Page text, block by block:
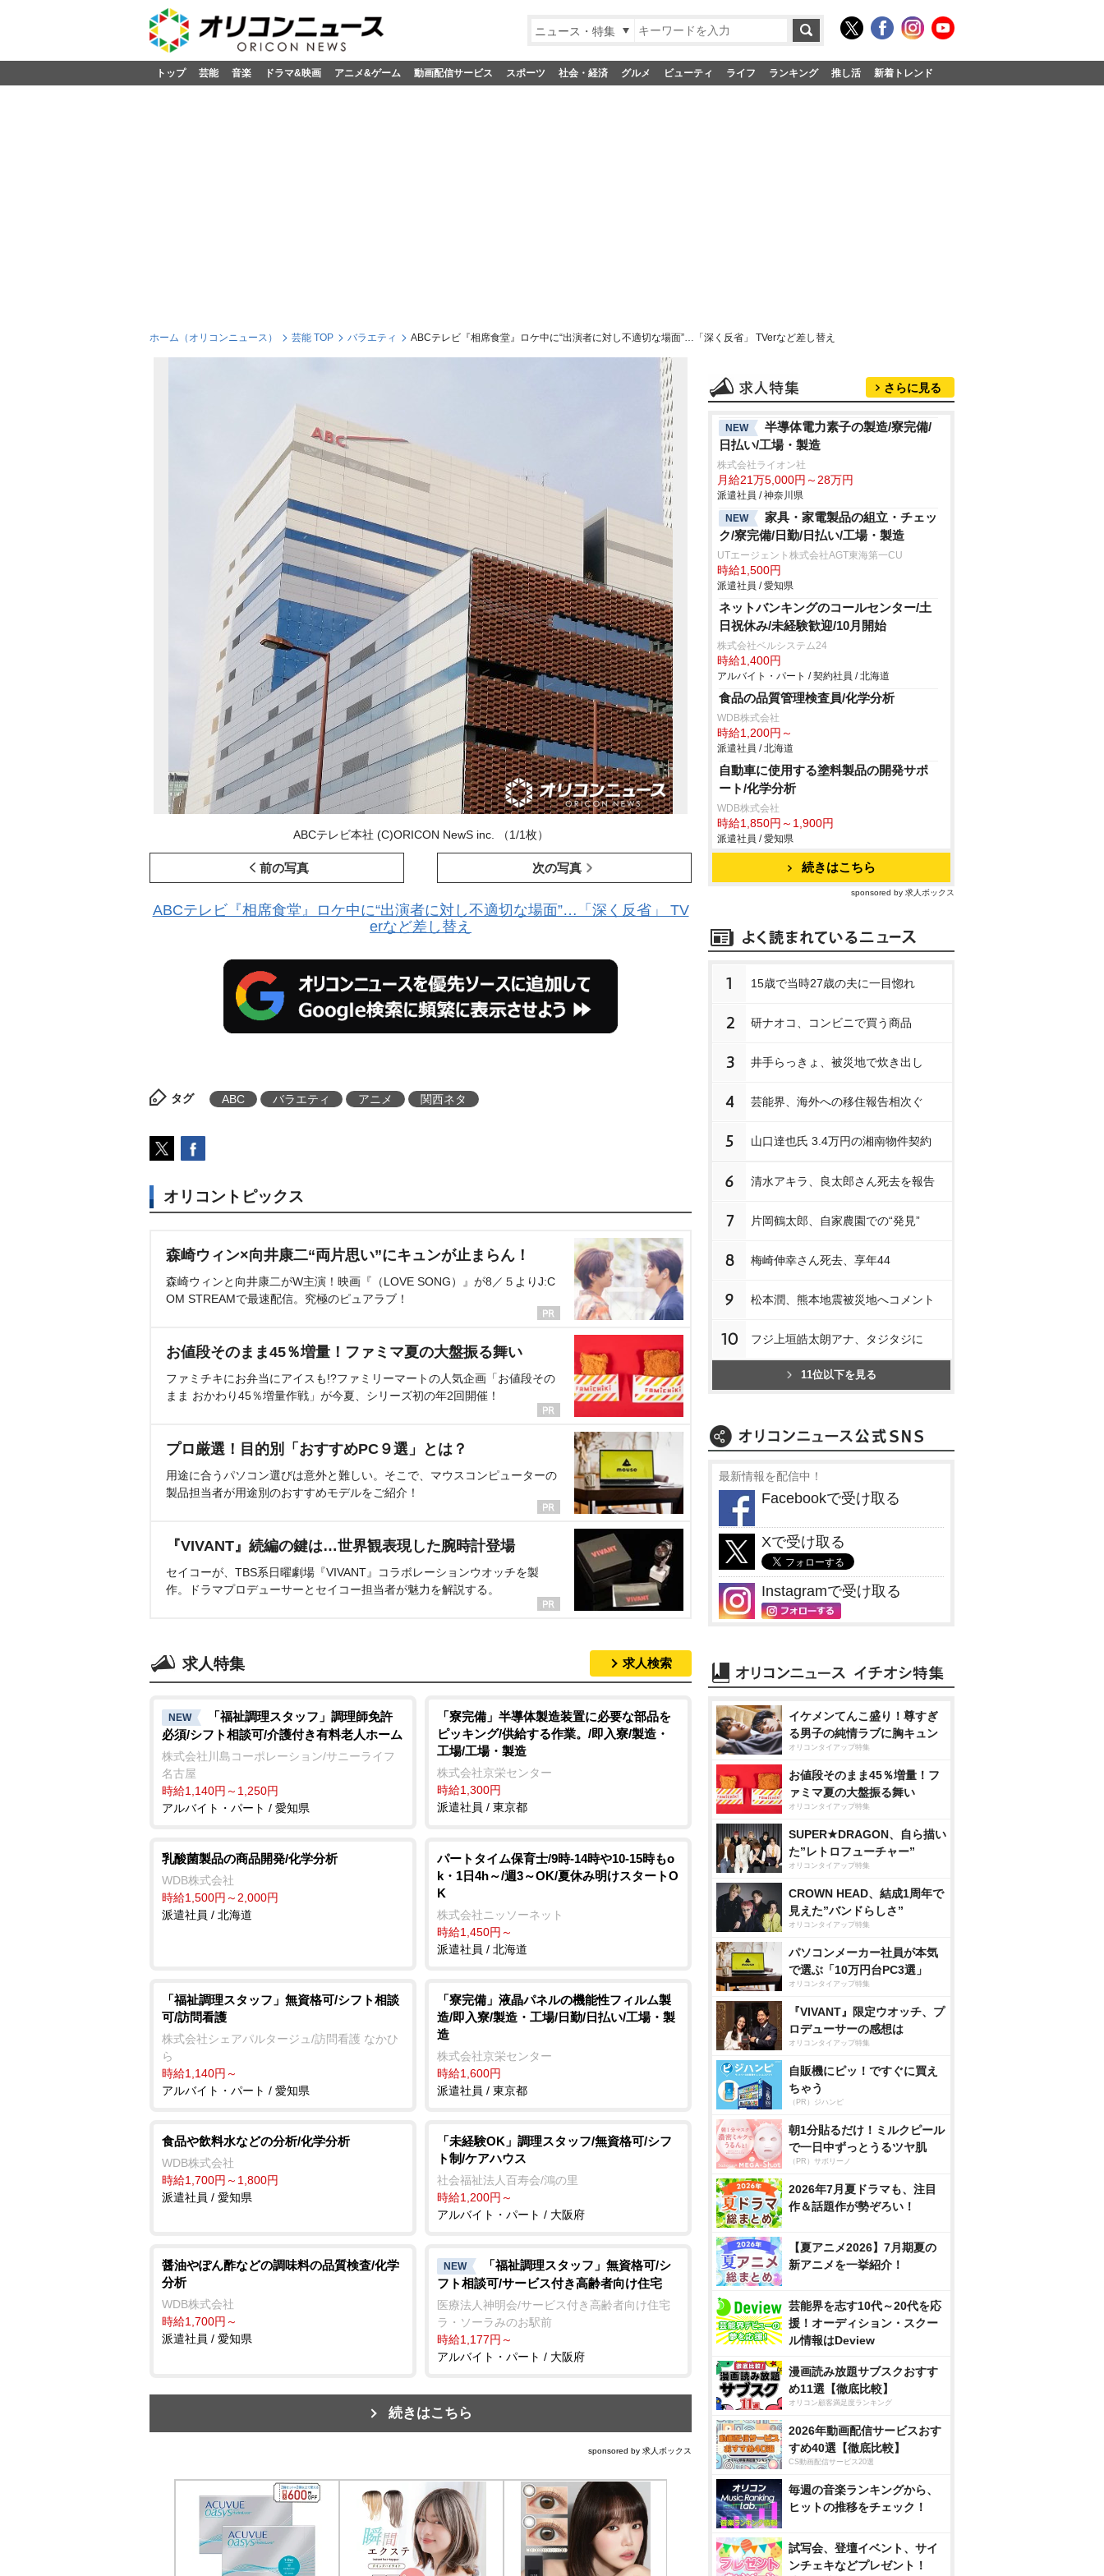
ニュース・特集
トップ 芸能 音楽 ドラマ&映画 アニメ&ゲーム 動画配信サービス スポーツ 社会・経済 グルメ ビューティ ライフ ランキング 推し活 新着トレンド
ホーム（オリコンニュース） 芸能 TOP バラエティ ABCテレビ『相席食堂』ロケ中に“出演者に対し不適切な場面”…「深く反省」 TVerなど差し替え
ABCテレビ本社 (C)ORICON NewS inc. （1/1枚）
前の写真 次の写真
ABCテレビ『相席食堂』ロケ中に“出演者に対し不適切な場面”…「深く反省」 TV
erなど差し替え
タグ ABC バラエティ アニメ 関西ネタ
オリコントピックス
森崎ウィン×向井康二“両片思い”にキュンが止まらん！
森崎ウィンと向井康二がW主演！映画『（LOVE SONG）』が8／５よりJ:C
OM STREAMで最速配信。究極のピュアラブ！
お値段そのまま45％増量！ファミマ夏の大盤振る舞い
ファミチキにお弁当にアイスも!?ファミリーマートの人気企画「お値段その
まま おかわり45％増量作戦」が今夏、シリーズ初の年2回開催！
プロ厳選！目的別「おすすめPC９選」とは？
用途に合うパソコン選びは意外と難しい。そこで、マウスコンピューターの
製品担当者が用途別のおすすめモデルをご紹介！
『VIVANT』続編の鍵は…世界観表現した腕時計登場
セイコーが、TBS系日曜劇場『VIVANT』コラボレーションウオッチを製
作。ドラマプロデューサーとセイコー担当者が魅力を解説する。
求人特集 求人検索
NEW
「福祉調理スタッフ」調理師免許
必須/シフト相談可/介護付き有料老人ホーム
株式会社川島コーポレーション/サニーライフ
名古屋
時給1,140円～1,250円
アルバイト・パート / 愛知県
「寮完備」半導体製造装置に必要な部品を
ピッキング/供給する作業。/即入寮/製造・
工場/工場・製造
株式会社京栄センター
時給1,300円
派遣社員 / 東京都
乳酸菌製品の商品開発/化学分析
WDB株式会社
時給1,500円～2,000円
派遣社員 / 北海道
パートタイム保育士/9時-14時や10-15時もo
k・1日4h～/週3～OK/夏休み明けスタートO
K
株式会社ニッソーネット
時給1,450円～
派遣社員 / 北海道
「福祉調理スタッフ」無資格可/シフト相談
可/訪問看護
株式会社シェアパルタージュ/訪問看護 なかひ
ら
時給1,140円～
アルバイト・パート / 愛知県
「寮完備」液晶パネルの機能性フィルム製
造/即入寮/製造・工場/日勤/日払い/工場・製
造
株式会社京栄センター
時給1,600円
派遣社員 / 東京都
食品や飲料水などの分析/化学分析
WDB株式会社
時給1,700円～1,800円
派遣社員 / 愛知県
「未経験OK」調理スタッフ/無資格可/シフ
ト制/ケアハウス
社会福祉法人百寿会/鴻の里
時給1,200円～
アルバイト・パート / 大阪府
醤油やぽん酢などの調味料の品質検査/化学
分析
WDB株式会社
時給1,700円～
派遣社員 / 愛知県
NEW
「福祉調理スタッフ」無資格可/シ
フト相談可/サービス付き高齢者向け住宅
医療法人神明会/サービス付き高齢者向け住宅
ラ・ソーラみのお駅前
時給1,177円～
アルバイト・パート / 大阪府
続きはこちら
sponsored by 求人ボックス
さらに見る
NEW
半導体電力素子の製造/寮完備/
日払い/工場・製造
株式会社ライオン社
月給21万5,000円～28万円
派遣社員 / 神奈川県
NEW
家具・家電製品の組立・チェッ
ク/寮完備/日勤/日払い/工場・製造
UTエージェント株式会社AGT東海第一CU
時給1,500円
派遣社員 / 愛知県
ネットバンキングのコールセンター/土
日祝休み/未経験歓迎/10月開始
株式会社ベルシステム24
時給1,400円
アルバイト・パート / 契約社員 / 北海道
食品の品質管理検査員/化学分析
WDB株式会社
時給1,200円～
派遣社員 / 北海道
自動車に使用する塗料製品の開発サポ
ート/化学分析
WDB株式会社
時給1,850円～1,900円
派遣社員 / 愛知県
続きはこちら
sponsored by 求人ボックス
1 15歳で当時27歳の夫に一目惚れ
2 研ナオコ、コンビニで買う商品
3 井手らっきょ、被災地で炊き出し
4 芸能界、海外への移住報告相次ぐ
5 山口達也氏 3.4万円の湘南物件契約
6 清水アキラ、良太郎さん死去を報告
7 片岡鶴太郎、自家農園での“発見”
8 梅崎伸幸さん死去、享年44
9 松本潤、熊本地震被災地へコメント
10 フジ上垣皓太朗アナ、タジタジに
11位以下を見る
最新情報を配信中！
Facebookで受け取る
Xで受け取る
Instagramで受け取る
イケメンてんこ盛り！尊すぎ
る男子の純情ラブに胸キュン
オリコンタイアップ特集
お値段そのまま45％増量！フ
ァミマ夏の大盤振る舞い
オリコンタイアップ特集
SUPER★DRAGON、自ら描い
た”レトロフューチャー”
オリコンタイアップ特集
CROWN HEAD、結成1周年で
見えた”バンドらしさ”
オリコンタイアップ特集
パソコンメーカー社員が本気
で選ぶ「10万円台PC3選」
オリコンタイアップ特集
『VIVANT』限定ウオッチ、プ
ロデューサーの感想は
オリコンタイアップ特集
自販機にピッ！ですぐに買え
ちゃう
（PR）ジハンピ
朝1分貼るだけ！ミルクピール
で一日中ずっとうるツヤ肌
（PR）サボリーノ
2026年7月夏ドラマも、注目
作＆話題作が勢ぞろい！
【夏アニメ2026】7月期夏の
新アニメを一挙紹介！
芸能界を志す10代～20代を応
援！オーディション・スクー
ル情報はDeview
漫画読み放題サブスクおすす
め11選【徹底比較】
オリコン顧客満足度ランキング
2026年動画配信サービスおす
すめ40選【徹底比較】
CS動画配信サービス20選
毎週の音楽ランキングから、
ヒットの推移をチェック！
試写会、登壇イベント、サイ
ンチェキなどプレゼント！